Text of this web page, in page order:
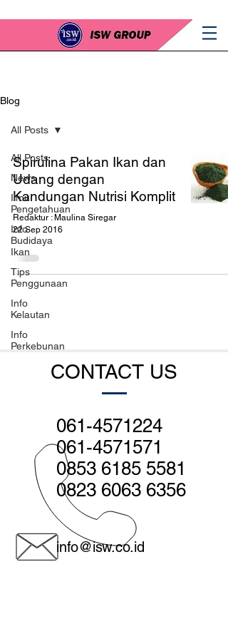
Blog
All Posts
News
Ilmu
Pengetahuan
Info
Budidaya
Ikan
Tips
Penggunaan
Info
Kelautan
Info
Perkebunan
All Posts
Spirulina Pakan Ikan dan
Udang dengan
Kandungan Nutrisi Komplit
Redaktur : Maulina Siregar
22 Sep 2016
CONTACT US
061-4571224
061-4571571
0853 6185 5581
0823 6063 6356
info@isw.co.id